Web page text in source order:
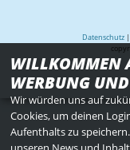
Datenschutz |
WILLKOMMEN
WERBUNG
Wir würden uns auf
Cookies, um deinen
Aufenthalts zu